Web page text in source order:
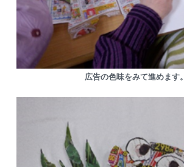
広告の色味をみて進めます。